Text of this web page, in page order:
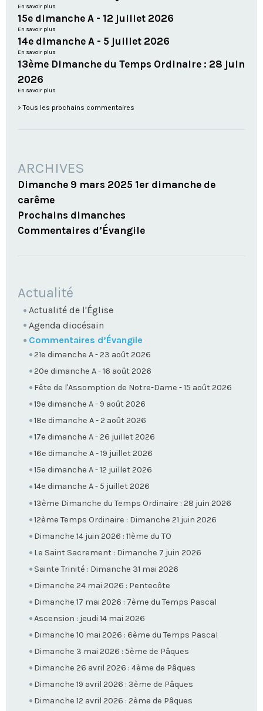
En savoir plus
15e dimanche A - 12 juillet 2026
En savoir plus
14e dimanche A - 5 juillet 2026
En savoir plus
13ème Dimanche du Temps Ordinaire : 28 juin
2026
En savoir plus
Tous les prochains commentaires
ARCHIVES
Dimanche 9 mars 2025 1er dimanche de
carême
Prochains dimanches
Commentaires d’Évangile
NAVIGATION
Actualité
Actualité de l'Église
Agenda diocésain
Commentaires d’Évangile
21e dimanche A - 23 août 2026
20e dimanche A - 16 août 2026
Fête de l'Assomption de Notre-Dame - 15 août 2026
19e dimanche A - 9 août 2026
18e dimanche A - 2 août 2026
17e dimanche A - 26 juillet 2026
16e dimanche A - 19 juillet 2026
15e dimanche A - 12 juillet 2026
14e dimanche A - 5 juillet 2026
13ème Dimanche du Temps Ordinaire : 28 juin 2026
12ème Temps Ordinaire : Dimanche 21 juin 2026
Dimanche 14 juin 2026 : 11ème du TO
Le Saint Sacrement : Dimanche 7 juin 2026
Sainte Trinité : Dimanche 31 mai 2026
Dimanche 24 mai 2026 : Pentecôte
Dimanche 17 mai 2026 : 7ème du Temps Pascal
Ascension : jeudi 14 mai 2026
Dimanche 10 mai 2026 : 6ème du Temps Pascal
Dimanche 3 mai 2026 : 5ème de Pâques
Dimanche 26 avril 2026 : 4ème de Pâques
Dimanche 19 avril 2026 : 3ème de Pâques
Dimanche 12 avril 2026 : 2ème de Pâques